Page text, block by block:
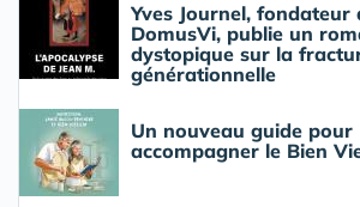
Yves Journel, fondateur
DomusVi, publie un
dystopique sur la
générationnelle
Un nouveau guide pour
accompagner le Bien